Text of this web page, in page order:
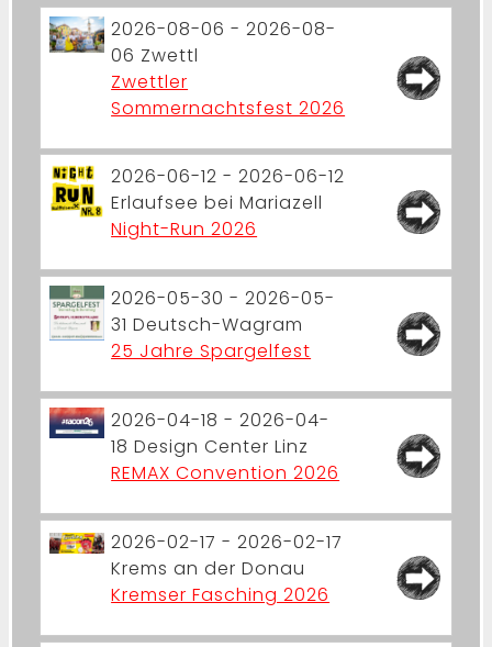
2026-08-06 - 2026-08-
06 Zwettl
Zwettler
Sommernachtsfest 2026
2026-06-12 - 2026-06-12
Erlaufsee bei Mariazell
Night-Run 2026
2026-05-30 - 2026-05-
31 Deutsch-Wagram
25 Jahre Spargelfest
2026-04-18 - 2026-04-
18 Design Center Linz
REMAX Convention 2026
2026-02-17 - 2026-02-17
Krems an der Donau
Kremser Fasching 2026